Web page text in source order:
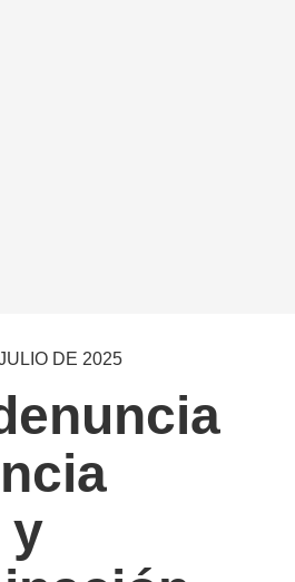
DE 2025
y